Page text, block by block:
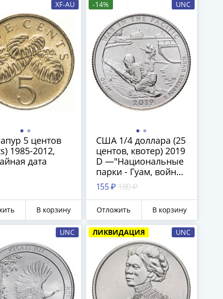
XF-AU
5 центов
1985-2012,
дата
В корзину
-14% UNC
США 1/4 доллара (25
центов, квотер) 2019
D —"Национальные
парки - Гуам, война
на Тихом океане"
(48-й парк), знак
монетного двора D -
Денвер
155 ₽ 180 ₽
Отложить В корзину
UNC ЛИКВИДАЦИЯ UNC